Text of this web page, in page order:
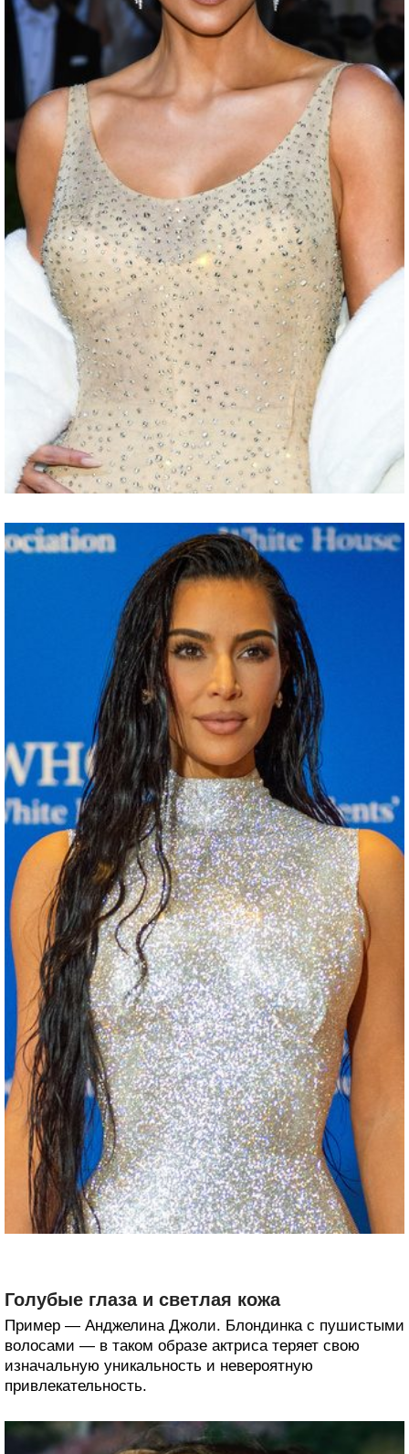
Голубые глаза и светлая кожа
Пример — Анджелина Джоли. Блондинка с пушистыми
волосами — в таком образе актриса теряет свою
изначальную уникальность и невероятную
привлекательность.